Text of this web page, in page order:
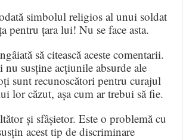
simbolul religios al unui soldat
pentru țara lui! Nu se face asta.
să citească aceste comentarii.
susține acțiunile absurde ale
sunt recunoscători pentru curajul
lor căzut, așa cum ar trebui să fie.
și sfâșietor. Este o problemă cu
acest tip de discriminare